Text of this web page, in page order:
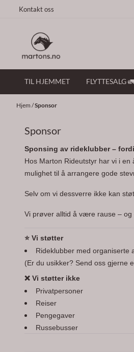
Hopp til innhold
Kontakt oss
TIL HJEMMET FLYTTESALG
Hjem /Sponsor
Sponsor
Sponsing av rideklubber –
Hos Marton Rideutstyr har vi i
mulighet til å arrangere gode
Selv om vi dessverre ikke kan
Vi prøver alltid å være rause –
⭐ Vi støtter
Rideklubber med organiserte
(Er du usikker? Send oss gjerne
❌ Vi støtter ikke
Privatpersoner
Reiser
Pengegaver
Russebusser